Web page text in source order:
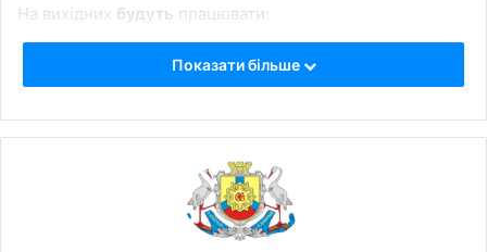
На вихідних будуть працювати:
Продуктові магазини.
Аптеки та ветаптеки.
Для підтримки бізнесу Кабмін планує виплатити
компенсацію частини зарплат робітників у зв’язку з
Показати більше